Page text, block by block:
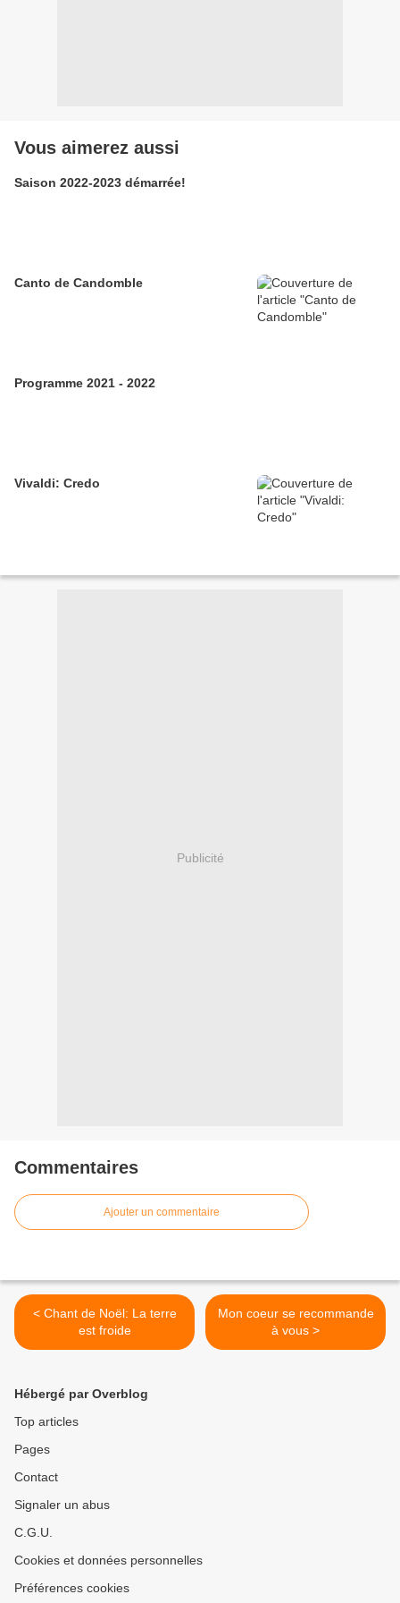
Vous aimerez aussi
Saison 2022-2023 démarrée!
Canto de Candomble
Programme 2021 - 2022
Vivaldi: Credo
Publicité
Commentaires
Ajouter un commentaire
< Chant de Noël: La terre
est froide
Mon coeur se recommande
à vous >
Hébergé par Overblog
Top articles
Pages
Contact
Signaler un abus
C.G.U.
Cookies et données personnelles
Préférences cookies